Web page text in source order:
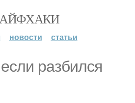
новости статьи
разбился